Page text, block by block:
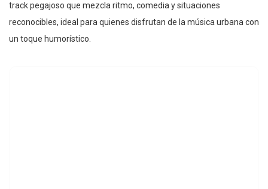
track pegajoso que mezcla ritmo, comedia y situaciones
reconocibles, ideal para quienes disfrutan de la música urbana con
un toque humorístico.